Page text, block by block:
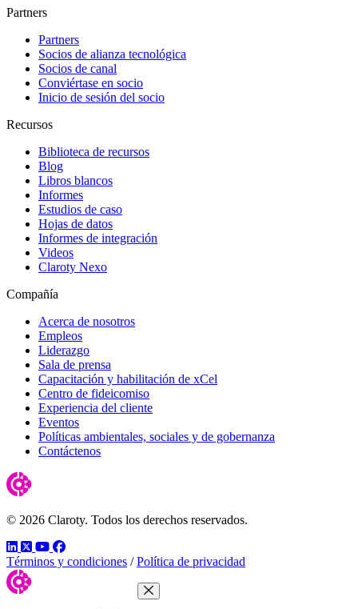
Partners
Partners
Socios de alianza tecnológica
Socios de canal
Conviértase en socio
Inicio de sesión del socio
Recursos
Biblioteca de recursos
Blog
Libros blancos
Informes
Estudios de caso
Hojas de datos
Informes de integración
Videos
Claroty Nexo
Compañía
Acerca de nosotros
Empleos
Liderazgo
Sala de prensa
Capacitación y habilitación de xCel
Centro de fideicomiso
Experiencia del cliente
Eventos
Políticas ambientales, sociales y de gobernanza
Contáctenos
© 2026 Claroty. Todos los derechos reservados.
LinkedIn
TwitterYouTube
Facebook
Términos y condiciones / Política de privacidad
Cerrar menú